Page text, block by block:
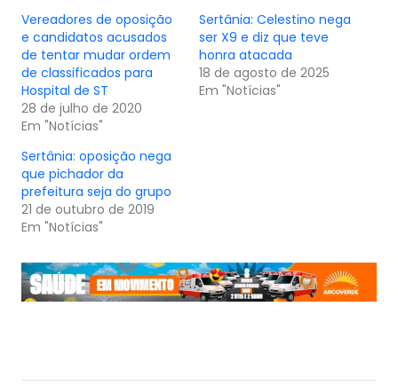
Vereadores de oposição
e candidatos acusados
de tentar mudar ordem
de classificados para
Hospital de ST
28 de julho de 2020
Em "Notícias"
Sertânia: Celestino nega
ser X9 e diz que teve
honra atacada
18 de agosto de 2025
Em "Notícias"
Sertânia: oposição nega
que pichador da
prefeitura seja do grupo
21 de outubro de 2019
Em "Notícias"